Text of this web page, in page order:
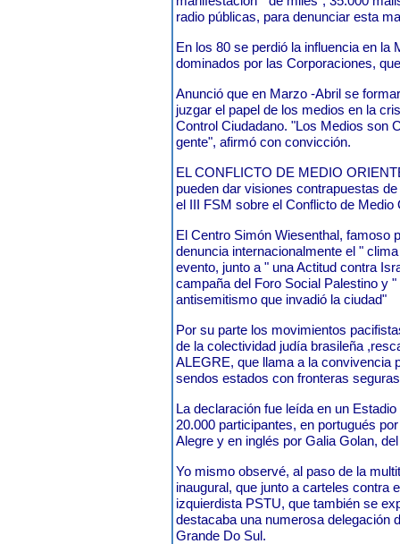
radio públicas, para denunciar esta
En los 80 se perdió la influencia en la
dominados por las Corporaciones,
Anunció que en Marzo -Abril se
juzgar el papel de los medios en la
Control Ciudadano. "Los Medios son
gente", afirmó con convicción.
EL CONFLICTO DE MEDIO
pueden dar visiones contrapuestas
el III FSM sobre el Conflicto de Medio
El Centro Simón Wiesenthal, famoso
denuncia internacionalmente el "
evento, junto a " una Actitud contra
campaña del Foro Social Palestino y
antisemitismo que invadió la ciudad"
Por su parte los movimientos
de la colectividad judía brasileña
ALEGRE, que llama a la convivencia
sendos estados con fronteras
La declaración fue leída en un
20.000 participantes, en portugués
Alegre y en inglés por Galia Golan,
Yo mismo observé, al paso de la
inaugural, que junto a carteles contra
izquierdista PSTU, que también se
destacaba una numerosa delegación
Grande Do Sul.